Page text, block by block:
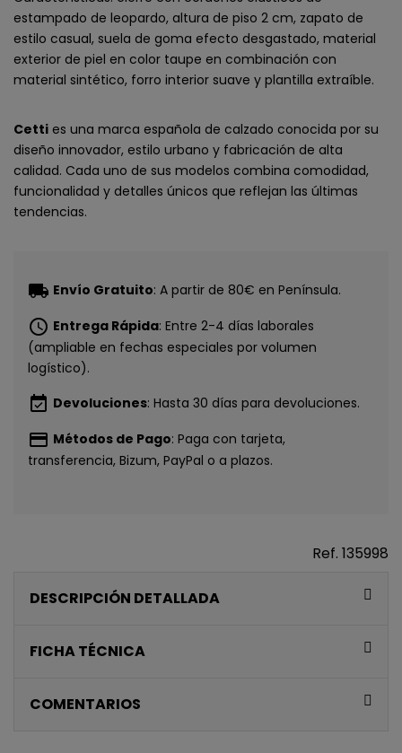
estampado de leopardo, altura de piso 2 cm, zapato de
estilo casual, suela de goma efecto desgastado, material
exterior de piel en color taupe en combinación con
material sintético, forro interior suave y plantilla extraíble.
Cetti es una marca española de calzado conocida por su
diseño innovador, estilo urbano y fabricación de alta
calidad. Cada uno de sus modelos combina comodidad,
funcionalidad y detalles únicos que reflejan las últimas
tendencias.
local_shipping Envío Gratuito: A partir de 80€ en Península.
schedule Entrega Rápida: Entre 2-4 días laborales
(ampliable en fechas especiales por volumen
logístico).
event_available Devoluciones: Hasta 30 días para devoluciones.
payment Métodos de Pago: Paga con tarjeta,
transferencia, Bizum, PayPal o a plazos.
Ref. 135998
DESCRIPCIÓN DETALLADA
FICHA TÉCNICA
COMENTARIOS
CONSIGUE
5€ GRATIS
EN TU PRIMERA
COMPRA*
ofertas exclusivas.
QUIERO MIS 5€